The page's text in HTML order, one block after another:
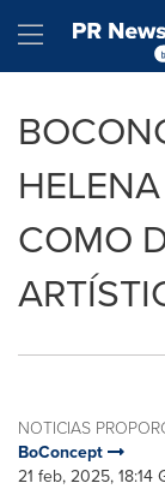
Hamburger
COMO
NOTICIAS
BoConcept
21 feb, 2025, 18:14